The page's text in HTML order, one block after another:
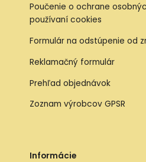
Poučenie o ochrane
používaní cookies
Formulár na odstúpenie od
Reklamačný formulár
Prehľad objednávok
Zoznam výrobcov GPSR
Informácie